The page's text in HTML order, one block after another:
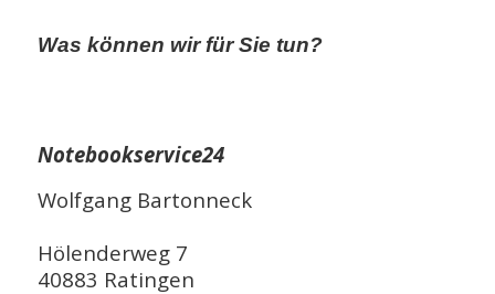
Was können wir für Sie tun?
Notebookservice24
Wolfgang Bartonneck
Hölenderweg 7
40883 Ratingen